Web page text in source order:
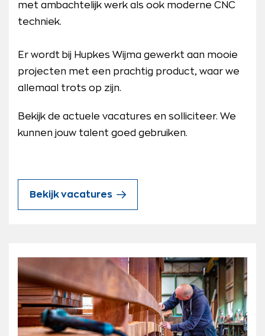
met ambachtelijk werk als ook moderne CNC
techniek.
Er wordt bij Hupkes Wijma gewerkt aan mooie
projecten met een prachtig product, waar we
allemaal trots op zijn.
Bekijk de actuele vacatures en solliciteer. We
kunnen jouw talent goed gebruiken.
Bekijk vacatures